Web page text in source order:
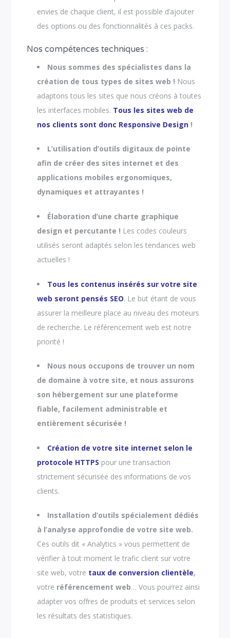
envies de chaque client, il est possible d’ajouter
des options ou des fonctionnalités à ces packs.
Nos compétences techniques :
Nous sommes des spécialistes dans la
création de tous types de sites web ! Nous
adaptons tous les sites que nous créons à toutes
les interfaces mobiles. Tous les sites web de
nos clients sont donc Responsive Design !
L’utilisation d’outils digitaux de pointe
afin de créer des sites internet et des
applications mobiles ergonomiques,
dynamiques et attrayantes !
Élaboration d’une charte graphique
design et percutante ! Les codes couleurs
utilisés seront adaptés selon les tendances web
actuelles !
Tous les contenus insérés sur votre site
web seront pensés SEO. Le but étant de vous
assurer la meilleure place au niveau des moteurs
de recherche. Le référencement web est notre
priorité !
Nous nous occupons de trouver un nom
de domaine à votre site, et nous assurons
son hébergement sur une plateforme
fiable, facilement administrable et
entièrement sécurisée !
Création de votre site internet selon le
protocole HTTPS pour une transaction
strictement sécurisée des informations de vos
clients.
Installation d’outils spécialement dédiés
à l’analyse approfondie de votre site web.
Ces outils dit « Analytics » vous permettent de
vérifier à tout moment le trafic client sur votre
site web, votre taux de conversion clientèle,
votre référencement web… Vous pourrez ainsi
adapter vos offres de produits et services selon
les résultats des statistiques.